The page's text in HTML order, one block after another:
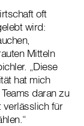
oft
wird:
Mitteln
„Diese
hat mich
daran zu
verlässlich für